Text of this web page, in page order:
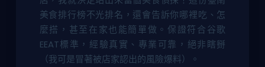
美食排行榜不光排名，還會告訴你哪裡吃、怎
麼搭，甚至在家也能簡單做。保證符合谷歌
EEAT標準，經驗真實、專業可靠，絕非瞎掰
（我可是冒著被店家認出的風險爆料）。